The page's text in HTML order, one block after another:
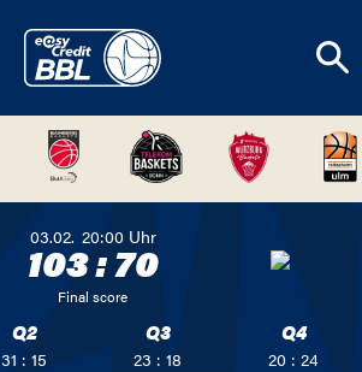
03.02. 20:00 Uhr
103:70
Final score
Q2
31 : 15
Q3
23 : 18
Q4
20 : 24